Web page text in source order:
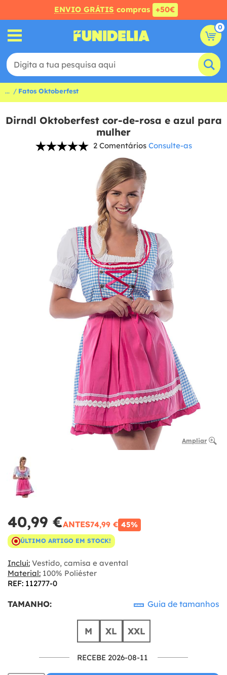
ENVIO GRÁTIS compras +50€
0
... Fatos Oktoberfest
Dirndl Oktoberfest cor-de-rosa e azul para
mulher
2 Comentários Consulte-as
Ampliar
40,99 €ANTES74,99 € 45%
ÚLTIMO ARTIGO EM STOCK!
Inclui: Vestido, camisa e avental
Material: 100% Poliéster
REF: 112777-0
TAMANHO: Guia de tamanhos
M XL XXL
RECEBE 2026-08-11